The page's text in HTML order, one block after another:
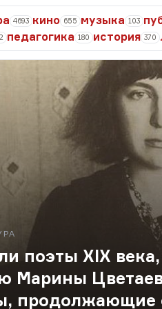
4693 кино 655 музыка 103
педагогика 180 история 370
поэты XIX
Марины
продолжающие